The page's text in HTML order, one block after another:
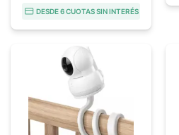
DESDE 6 CUOTAS SIN INTERÉS